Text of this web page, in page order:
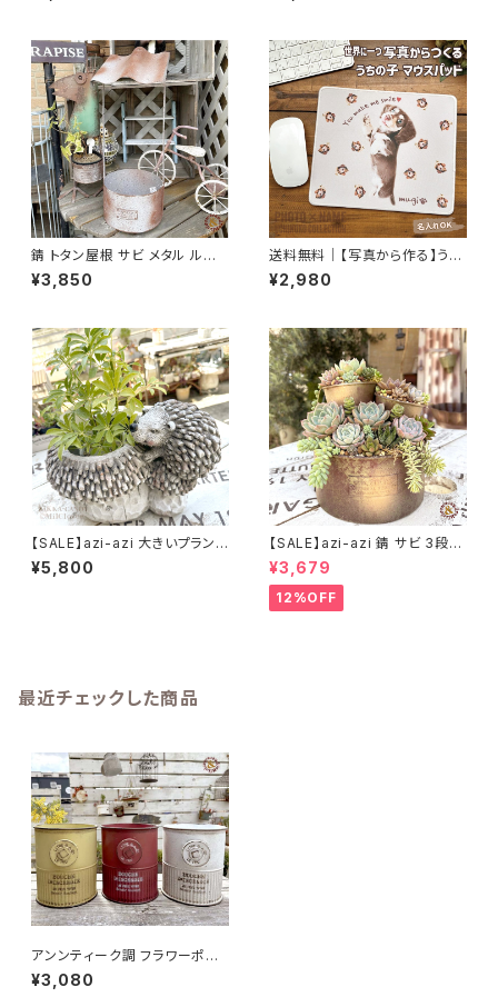
錆 トタン屋根 サビ メタル ルー
フプランター A azi-azi
¥3,850
送料無料｜【写真から作る】うち
の子マウスパッド｜名入れオー
ダーメイド
¥2,980
【SALE】azi-azi 大きいプランタ
ー ハリネズミとキノコのプラン
ター 送料無料
¥5,800
【SALE】azi-azi 錆 サビ 3段シ
ャビー プランター
¥3,679
12%OFF
最近チェックした商品
アンンティーク調 フラワーポット
プランター レトロ シャビー リト
ルレフーサークル
¥3,080